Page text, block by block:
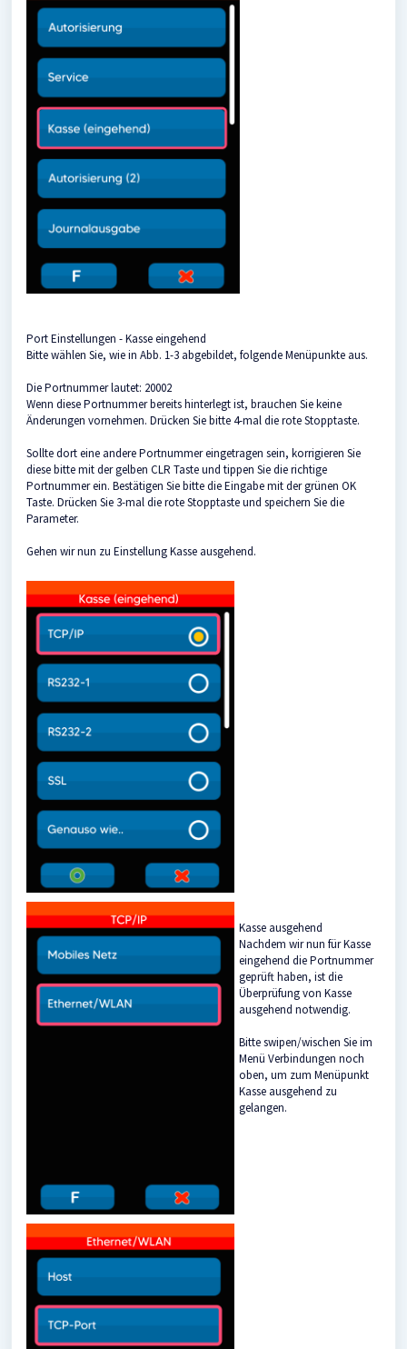
Port Einstellungen - Kasse eingehend
Bitte wählen Sie, wie in Abb. 1-3 abgebildet, folgende Menüpunkte aus.
Die Portnummer lautet: 20002
Wenn diese Portnummer bereits hinterlegt ist, brauchen Sie keine
Änderungen vornehmen. Drücken Sie bitte 4-mal die rote Stopptaste.
Sollte dort eine andere Portnummer eingetragen sein, korrigieren Sie
diese bitte mit der gelben CLR Taste und tippen Sie die richtige
Portnummer ein. Bestätigen Sie bitte die Eingabe mit der grünen OK
Taste. Drücken Sie 3-mal die rote Stopptaste und speichern Sie die
Parameter.
Gehen wir nun zu Einstellung Kasse ausgehend.
Kasse ausgehend
Nachdem wir nun für Kasse
eingehend die Portnummer
geprüft haben, ist die
Überprüfung von Kasse
ausgehend notwendig.
Bitte swipen/wischen Sie im
Menü Verbindungen noch
oben, um zum Menüpunkt
Kasse ausgehend zu
gelangen.